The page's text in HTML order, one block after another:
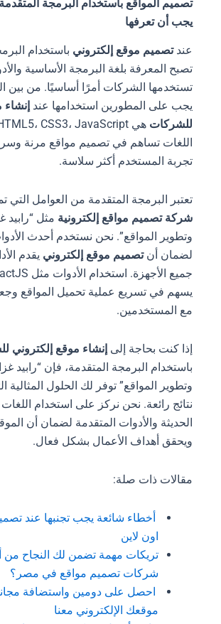
تصميم المواقع باستخدام البرمجة
يجب أن تعرفها
عندتصميم موقع إلكترونيباستخدام
تصبح المعرفة بلغة البرمجة الأساسية
تستخدمها الشركات أمرًا أساسيًا. من بين
يجب على المطورين استخدامها عندإنشاء
للشركات
اللغات تساهم في تصميم مواقع مرنة
تجربة المستخدم أكثر سلاسة.
تعتبر البرمجة المتقدمة من العوامل التي
شركة تصميم مواقع إلكترونيةمثل “رابيد
وتطوير المواقع”. نحن نستخدم أحدث
لضمان أنتصميم موقع إلكترونييقدم
يسهم في تسريع عملية تحميل المواقع
مع المستخدمين.
إذا كنت بحاجة إلى إنشاء موقع إلكتروني
باستخدام البرمجة المتقدمة، فإن “رابيد
وتطوير المواقع” توفر لك الحلول المثالية
نتائج رائعة. نحن نركز على استخدام اللغات
الحديثة والأدوات المتقدمة لضمان أن
ويحقق أهداف الأعمال بشكل فعال.
مقالات ذات صلة:
أخطاء شائعة يجب تجنبها عند
اون لاين
شركات تصميم مواقع في مصر؟
احصل على دومين واستضافة
موقعك الإلكتروني معنا